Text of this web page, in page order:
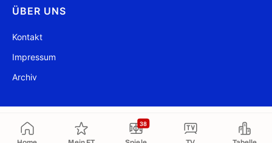
38
ÜBER UNS
Kontakt
Impressum
Archiv
@ FussballTransfers.com 2009-2026